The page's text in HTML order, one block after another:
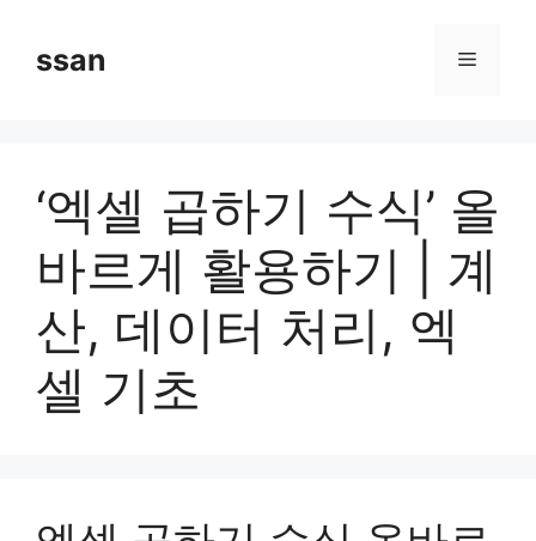
contentssan Menu
‘엑셀 곱하기 수식’ 올
바르게 활용하기 | 계
산, 데이터 처리, 엑
셀 기초